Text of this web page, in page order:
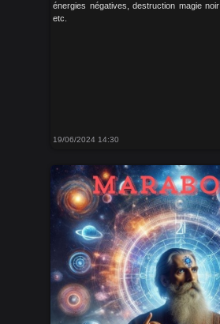
énergies négatives, destruction magie
etc.
19/06/2024 14:30